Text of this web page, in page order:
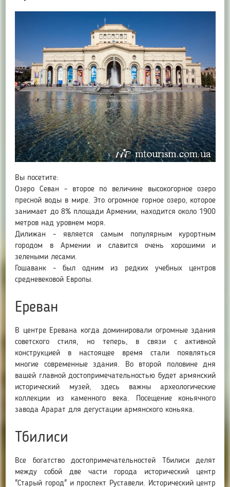
Вы посетите:
Озеро Севан - второе по величине высокогорное озеро
пресной воды в мире. Это огромное горное озеро, которое
занимает до 8% площади Армении, находится около 1900
метров над уровнем моря.
Дилижан - является самым популярным курортным
городом в Армении и славится очень хорошими и
зелеными лесами.
Гошаванк - был одним из редких учебных центров
средневековой Европы.
Ереван
В центре Еревана когда доминировали огромные здания
советского стиля, но теперь, в связи с активной
конструкцией в настоящее время стали появляться
многие современные здания. Во второй половине дня
вашей главной достопримечательностью будет армянский
исторический музей, здесь важны археологические
коллекции из каменного века. Посещение коньячного
завода Арарат для дегустации армянского коньяка.
Тбилиси
Все богатство достопримечательностей Тбилиси делят
между собой две части города исторический центр
"Старый город" и проспект Руставели. Исторический центр